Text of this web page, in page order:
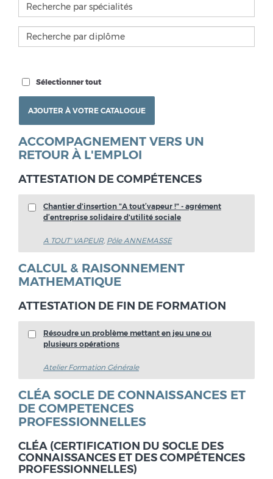
Sélectionner tout
ACCOMPAGNEMENT VERS UN
RETOUR À L'EMPLOI
ATTESTATION DE COMPÉTENCES
Chantier d'insertion "A tout’vapeur !" - agrément
d’entreprise solidaire d'utilité sociale
A TOUT' VAPEUR, Pôle ANNEMASSE
CALCUL & RAISONNEMENT
MATHEMATIQUE
ATTESTATION DE FIN DE FORMATION
Résoudre un problème mettant en jeu une ou
plusieurs opérations
Atelier Formation Générale
CLÉA SOCLE DE CONNAISSANCES ET
DE COMPETENCES
PROFESSIONNELLES
CLÉA (CERTIFICATION DU SOCLE DES
CONNAISSANCES ET DES COMPÉTENCES
PROFESSIONNELLES)